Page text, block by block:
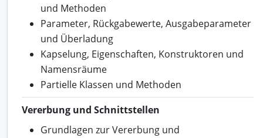
und Methoden
Parameter, Rückgabewerte, Ausgabeparameter
und Überladung
Kapselung, Eigenschaften, Konstruktoren und
Namensräume
Partielle Klassen und Methoden
Vererbung und Schnittstellen
Grundlagen zur Vererbung und